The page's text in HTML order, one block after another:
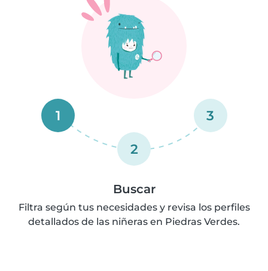
1
2
3
Buscar
Filtra según tus necesidades y revisa los perfiles
detallados de las niñeras en Piedras Verdes.